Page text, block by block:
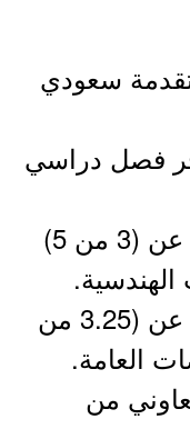
سعودي
فصل دراسي
3- المعدل التراكمي لا يقل عن (3 من 5)
4- المعدل التراكمي لا يقل عن (3.25 من
من